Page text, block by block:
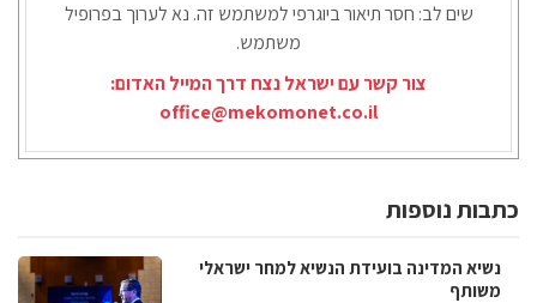
שים לב: חסר תיאור ביוגרפי למשתמש זה. נא לערוך בפרופיל
משתמש.
צור קשר עם ישראל נצח דרך המייל האדום:
office@mekomonet.co.il
כתבות נוספות
נשיא המדינה בועידת הנשיא למחר ישראלי
משותף